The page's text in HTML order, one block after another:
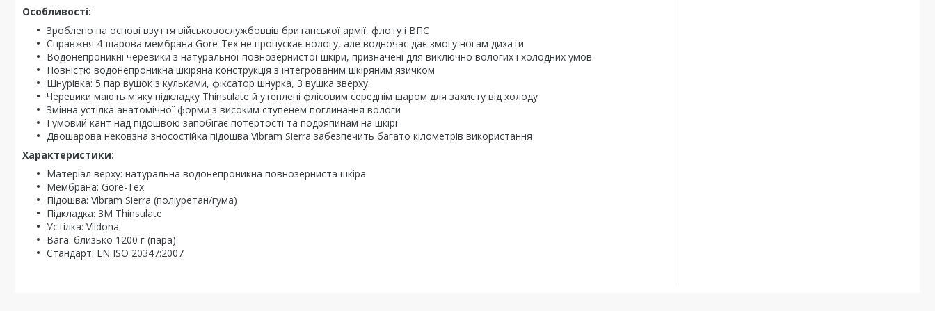
Особливості:
Зроблено на основі взуття військовослужбовців британської армії, флоту і ВПС
Справжня 4-шарова мембрана Gore-Tex не пропускає вологу, але водночас дає змогу ногам дихати
Водонепроникні черевики з натуральної повнозернистої шкіри, призначені для виключно вологих і холодних умов.
Повністю водонепроникна шкіряна конструкція з інтегрованим шкіряним язичком
Шнурівка: 5 пар вушок з кульками, фіксатор шнурка, 3 вушка зверху.
Черевики мають м'яку підкладку Thinsulate й утеплені флісовим середнім шаром для захисту від холоду
Змінна устілка анатомічної форми з високим ступенем поглинання вологи
Гумовий кант над підошвою запобігає потертості та подряпинам на шкірі
Двошарова нековзна зносостійка підошва Vibram Sierra забезпечить багато кілометрів використання
Характеристики:
Матеріал верху: натуральна водонепроникна повнозерниста шкіра
Мембрана: Gore-Tex
Підошва: Vibram Sierra (поліуретан/гума)
Підкладка: 3M Thinsulate
Устілка: Vildona
Вага: близько 1200 г (пара)
Стандарт: EN ISO 20347:2007